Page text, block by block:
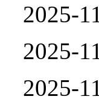
2025-
2025-
2025-